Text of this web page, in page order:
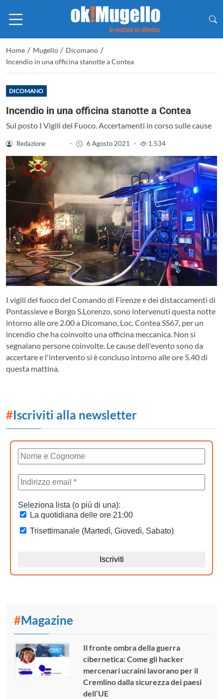
Home / Mugello / Dicomano /
Incendio in una officina stanotte a Contea
DICOMANO
Incendio in una officina stanotte a Contea
Sul posto I Vigili del Fuoco. Accertamenti in corso sulle cause
Redazione - 6 Agosto 2021 - 1.534
I vigili del fuoco del Comando di Firenze e dei distaccamenti di
Pontassieve e Borgo S.Lorenzo, sono intervenuti questa notte
intorno alle ore 2.00 a Dicomano, Loc. Contea SS67, per un
incendio che ha coinvolto una officina meccanica. Non si
segnalano persone coinvolte. Le cause dell'evento sono da
accertare e l'intervento si è concluso intorno alle ore 5.40 di
questa mattina.
#Iscriviti alla newsletter
#Magazine
Il fronte ombra della guerra
cibernetica: Come gli hacker
mercenari ucraini lavorano per il
Cremlino dalla sicurezza dei paesi
dell’UE